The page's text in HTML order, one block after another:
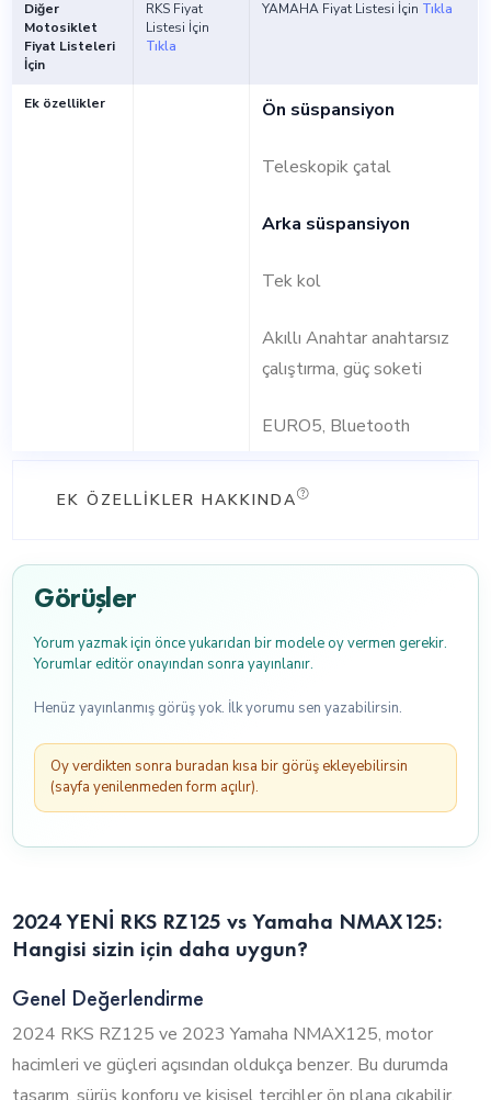
Diğer
Motosiklet
Fiyat Listeleri
İçin
RKS Fiyat
Listesi İçin
Tıkla
YAMAHA Fiyat Listesi İçin Tıkla
Ek özellikler Ön süspansiyon
Teleskopik çatal
Arka süspansiyon
Tek kol
Akıllı Anahtar anahtarsız
çalıştırma, güç soketi
EURO5, Bluetooth
EK ÖZELLIKLER HAKKINDA
Görüşler
Yorum yazmak için önce yukarıdan bir modele oy vermen gerekir.
Yorumlar editör onayından sonra yayınlanır.
Henüz yayınlanmış görüş yok. İlk yorumu sen yazabilirsin.
Oy verdikten sonra buradan kısa bir görüş ekleyebilirsin
(sayfa yenilenmeden form açılır).
2024 YENİ RKS RZ125 vs Yamaha NMAX125:
Hangisi sizin için daha uygun?
Genel Değerlendirme
2024 RKS RZ125 ve 2023 Yamaha NMAX125, motor
hacimleri ve güçleri açısından oldukça benzer. Bu durumda